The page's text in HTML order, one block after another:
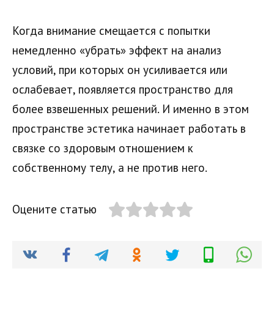
Когда внимание смещается с попытки
немедленно «убрать» эффект на анализ
условий, при которых он усиливается или
ослабевает, появляется пространство для
более взвешенных решений. И именно в этом
пространстве эстетика начинает работать в
связке со здоровым отношением к
собственному телу, а не против него.
Оцените статью